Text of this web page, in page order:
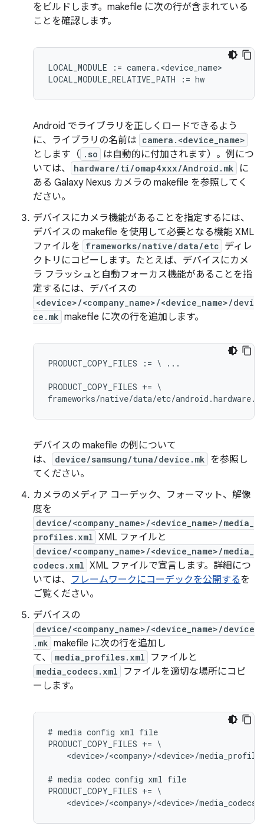
をビルドします。makefile に次の行が含まれている
ことを確認します。
LOCAL_MODULE := camera.<device_name>
Android でライブラリを正しくロードできるよう
に、ライブラリの名前は camera.<device_name>
とします（ .so は自動的に付加されます）。例につ
いては、
hardware/ti/omap4xxx/Android.mk
に
ある Galaxy Nexus カメラの makefile を参照してく
ださい。
デバイスにカメラ機能があることを指定するには、
デバイスの makefile を使用して必要となる機能 XML
ファイルを
frameworks/native/data/etc ディレ
クトリにコピーします。たとえば、デバイスにカメ
ラ フラッシュと自動フォーカス機能があることを指
定するには、デバイスの
<device>/<company_name>/<device_name>/devi
ce.mk makefile に次の行を追加します。
PRODUCT_COPY_FILES := \ ...
PRODUCT_COPY_FILES += \
デバイスの makefile の例について
は、
device/samsung/tuna/device.mk を参照し
てください。
カメラのメディア コーデック、フォーマット、解像
度を
device/<company_name>/<device_name>/media_
profiles.xml XML ファイルと
device/<company_name>/<device_name>/media_
codecs.xml XML ファイルで宣言します。詳細につ
いては、 フレームワークにコーデックを公開するを
ご覧ください。
デバイスの
device/<company_name>/<device_name>/device
.mk makefile に次の行を追加し
て、
media_profiles.xml ファイルと
media_codecs.xml
ファイルを適切な場所にコピ
ーします。
# media config xml file
PRODUCT_COPY_FILES += \
<device>/<company>/<device>/
# media codec config xml file
PRODUCT_COPY_FILES += \